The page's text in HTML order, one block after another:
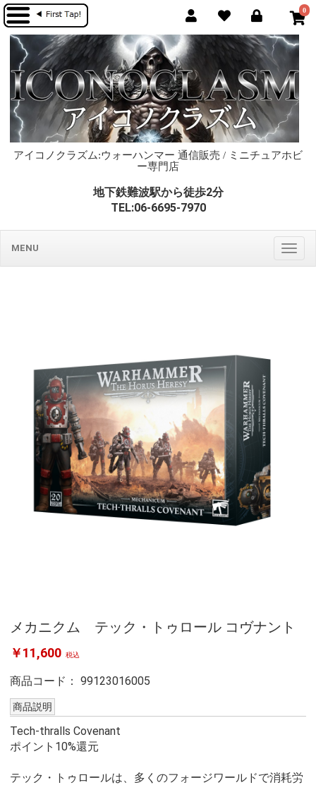
0
アイコノクラズム:ウォーハンマー 通信販売 / ミニチュアホビ
ー専門店
地下鉄難波駅から徒歩2分
TEL:06-6695-7970
MENU
メカニクム テック・トゥロール コヴナント
￥11,600 税込
商品コード： 99123016005
商品説明
Tech-thralls Covenant
ポイント10%還元
テック・トゥロールは、多くのフォージワールドで消耗労